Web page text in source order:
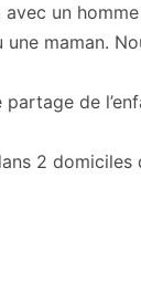
un
maman.
de
2